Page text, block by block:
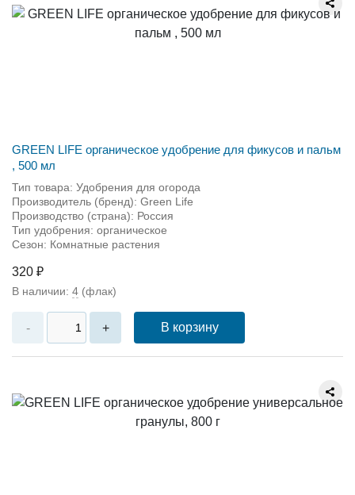
GREEN LIFE органическое удобрение для фикусов и пальм
, 500 мл
Тип товара: Удобрения для огорода
Производитель (бренд): Green Life
Производство (страна): Россия
Тип удобрения: органическое
Сезон: Комнатные растения
320 ₽
В наличии: 4 (флак)
- + В корзину